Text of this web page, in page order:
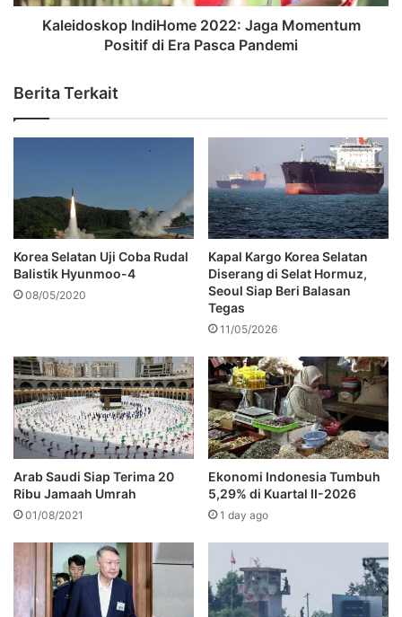
Kaleidoskop IndiHome 2022: Jaga Momentum
Positif di Era Pasca Pandemi
Berita Terkait
Korea Selatan Uji Coba Rudal
Balistik Hyunmoo-4
08/05/2020
Kapal Kargo Korea Selatan
Diserang di Selat Hormuz,
Seoul Siap Beri Balasan
Tegas
11/05/2026
Arab Saudi Siap Terima 20
Ribu Jamaah Umrah
01/08/2021
Ekonomi Indonesia Tumbuh
5,29% di Kuartal II-2026
1 day ago